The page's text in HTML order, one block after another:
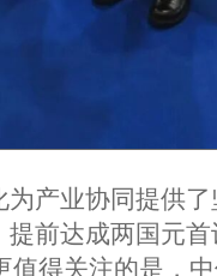
产业协同提供
前达成两国元
值得关注的是，